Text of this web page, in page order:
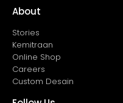
About
Stories
Kemitraan
Online Shop
Careers
Custom Desain